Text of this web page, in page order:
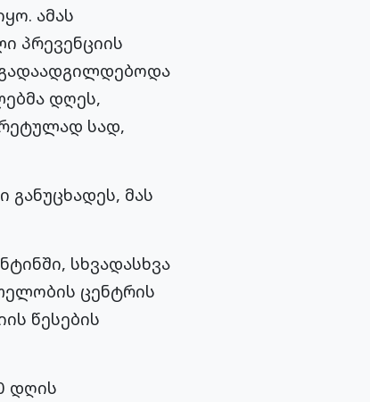
ამას
პრევენციის
დღეს,
სად,
მას
სხვადასხვა
ცენტრის
წესების
დღის